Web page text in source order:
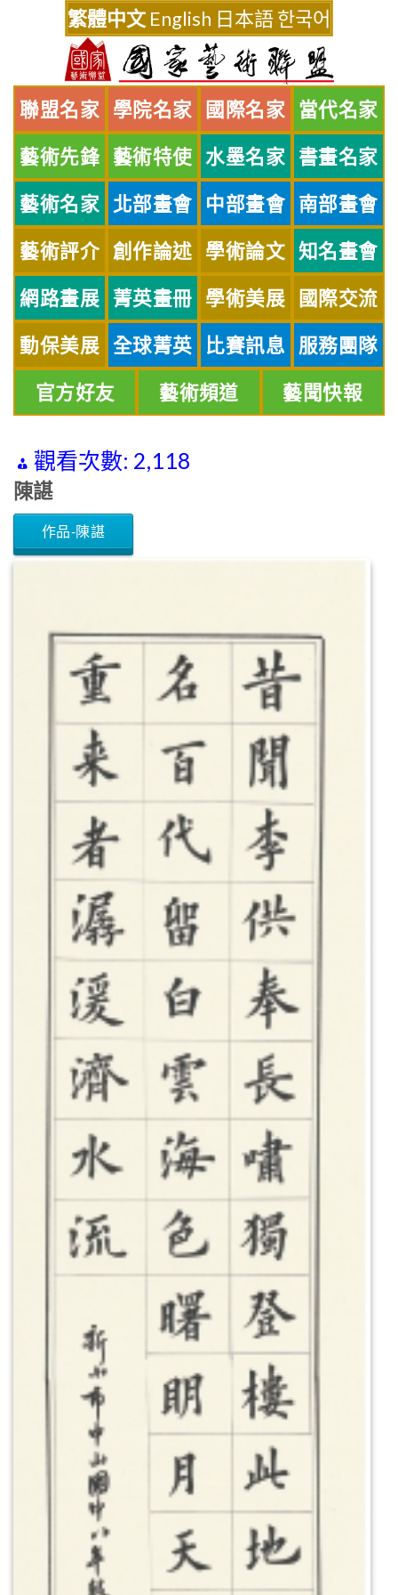
繁體中文 English 日本語한국어
聯盟名家 學院名家 國際名家 當代名家
藝術先鋒 藝術特使 水墨名家 書畫名家
藝術名家 北部畫會 中部畫會 南部畫會
藝術評介 創作論述 學術論文 知名畫會
網路畫展 菁英畫冊 學術美展 國際交流
動保美展 全球菁英 比賽訊息 服務團隊
官方好友 藝術頻道 藝聞快報
觀看次數: 2,118
陳諶
作品-陳諶